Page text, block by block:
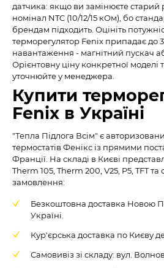
датчика: якщо ви замінюєте старий
номінал NTC (10/12/15 кОм), бо
брендам підходить. Оцініть
терморегулятор Fenix припадає до
навантаження - магнітний пускач
Орієнтовну ціну конкретної моделі
уточнюйте у менеджера.
Купити
Fenix в Україні
"Тепла Підлога Всім" є
термостатів Фенікс із прямими
Франції. На складі в Києві
Therm 105, Therm 200, V25, P5, TFT
замовлення:
Безкоштовна доставка Новою
Україні.
Кур'єрська доставка по Києву
Самовивіз зі складу: вул.